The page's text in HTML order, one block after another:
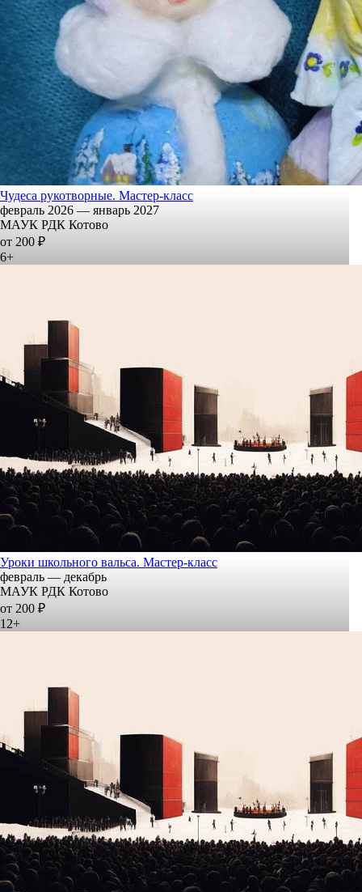
Чудеса рукотворные. Мастер-класс
февраль 2026 — январь 2027
МАУК РДК Котово
от 200 ₽
6+
Уроки школьного вальса. Мастер-класс
февраль — декабрь
МАУК РДК Котово
от 200 ₽
12+